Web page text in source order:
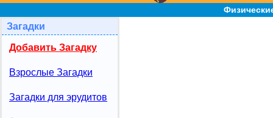
Загадки
Добавить Загадку
Взрослые Загадки
Загадки для эрудитов